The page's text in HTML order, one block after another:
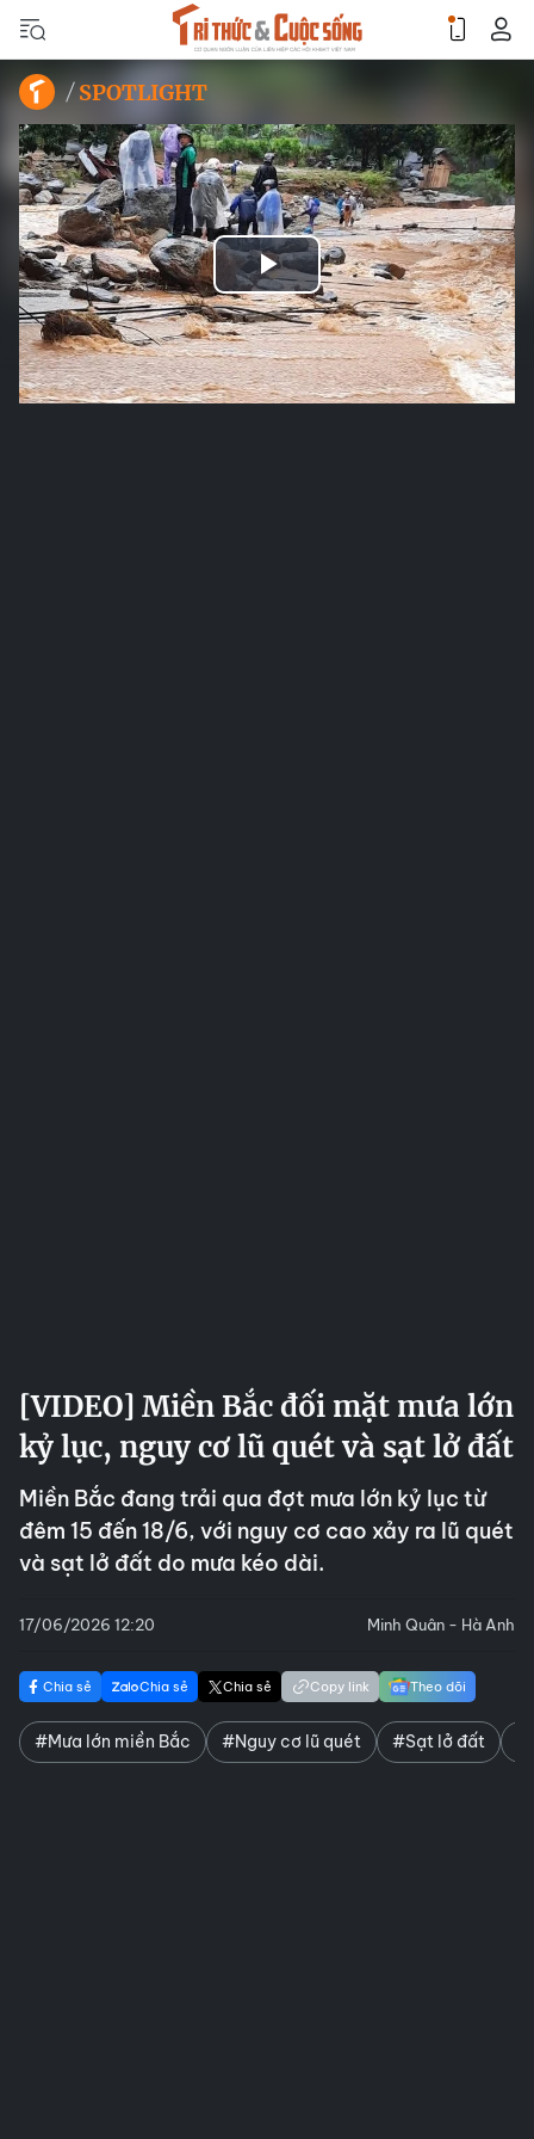
SPOTLIGHT
Play
Video
[VIDEO] Miền Bắc đối mặt mưa lớn
kỷ lục, nguy cơ lũ quét và sạt lở đất
Miền Bắc đang trải qua đợt mưa lớn kỷ lục từ
đêm 15 đến 18/6, với nguy cơ cao xảy ra lũ quét
và sạt lở đất do mưa kéo dài.
17/06/2026 12:20 Minh Quân - Hà Anh
Chia sẻ Chia sẻ Chia sẻ Copy link Theo dõi
#Mưa lớn miền Bắc #Nguy cơ lũ quét #Sạt lở đất